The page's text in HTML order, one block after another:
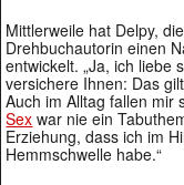
Mittlerweile hat Delpy,
Drehbuchautorin einen
entwickelt. „Ja, ich liebe
versichere Ihnen: Das
Auch im Alltag fallen mir
Sex war nie ein
Erziehung, dass ich im
Hemmschwelle habe.“